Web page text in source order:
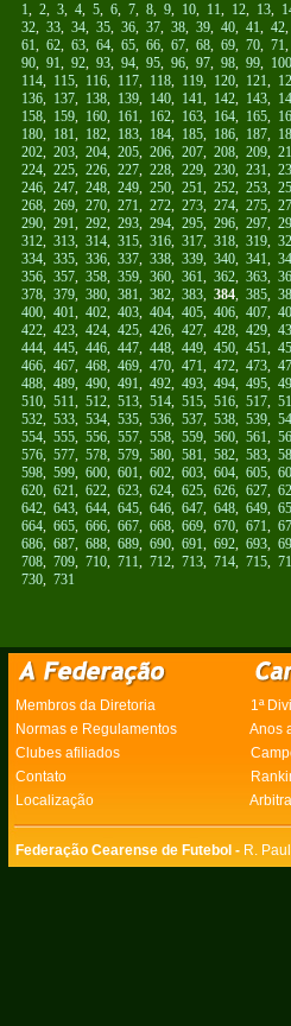
1, 2, 3, 4, 5, 6, 7, 8, 9, 10, 11, 12, 13,
32, 33, 34, 35, 36, 37, 38, 39, 40, 41, 42,
61, 62, 63, 64, 65, 66, 67, 68, 69, 70, 71,
90, 91, 92, 93, 94, 95, 96, 97, 98, 99, 100
114, 115, 116, 117, 118, 119, 120, 121,
136, 137, 138, 139, 140, 141, 142, 143,
158, 159, 160, 161, 162, 163, 164, 165,
180, 181, 182, 183, 184, 185, 186, 187,
202, 203, 204, 205, 206, 207, 208, 209,
224, 225, 226, 227, 228, 229, 230, 231,
246, 247, 248, 249, 250, 251, 252, 253,
268, 269, 270, 271, 272, 273, 274, 275,
290, 291, 292, 293, 294, 295, 296, 297,
312, 313, 314, 315, 316, 317, 318, 319,
334, 335, 336, 337, 338, 339, 340, 341,
356, 357, 358, 359, 360, 361, 362, 363,
378, 379, 380, 381, 382, 383, 384, 385,
400, 401, 402, 403, 404, 405, 406, 407,
422, 423, 424, 425, 426, 427, 428, 429,
444, 445, 446, 447, 448, 449, 450, 451,
466, 467, 468, 469, 470, 471, 472, 473,
488, 489, 490, 491, 492, 493, 494, 495,
510, 511, 512, 513, 514, 515, 516, 517,
532, 533, 534, 535, 536, 537, 538, 539,
554, 555, 556, 557, 558, 559, 560, 561,
576, 577, 578, 579, 580, 581, 582, 583,
598, 599, 600, 601, 602, 603, 604, 605,
620, 621, 622, 623, 624, 625, 626, 627,
642, 643, 644, 645, 646, 647, 648, 649,
664, 665, 666, 667, 668, 669, 670, 671,
686, 687, 688, 689, 690, 691, 692, 693,
708, 709, 710, 711, 712, 713, 714, 715,
730, 731
Membros da Diretoria 1ª
Normas e Regulamentos
Anos
Clubes afiliados
Contato
Localização
Federação Cearense de Futebol - R.